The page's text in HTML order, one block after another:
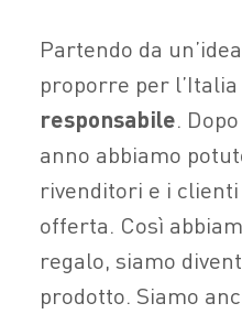
Partendo da
proporre per
responsabile.
anno abbiamo
rivenditori e i
offerta. Così
regalo, siamo
prodotto. Siamo